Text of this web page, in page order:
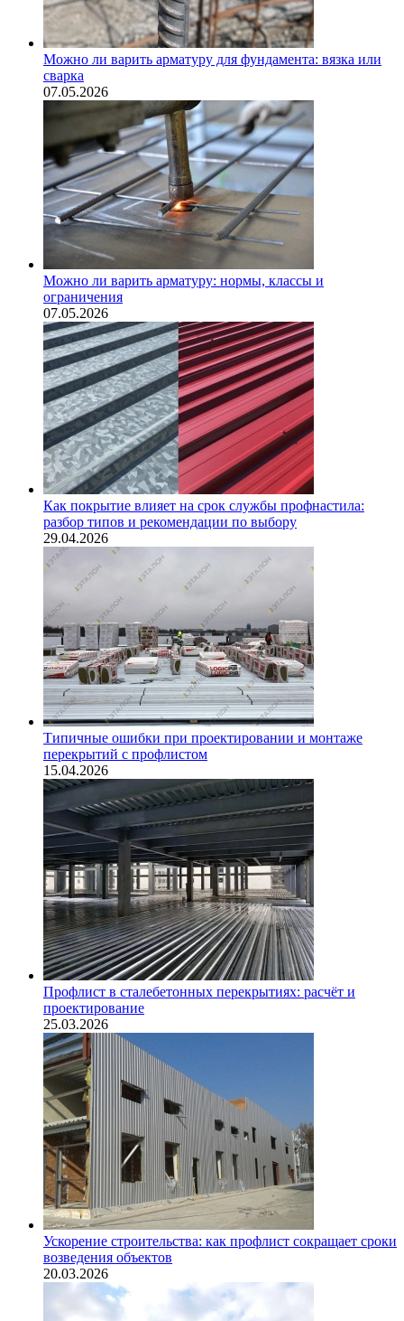
Можно ли варить арматуру для фундамента: вязка или
сварка
07.05.2026
Можно ли варить арматуру: нормы, классы и
ограничения
07.05.2026
Как покрытие влияет на срок службы профнастила:
разбор типов и рекомендации по выбору
29.04.2026
Типичные ошибки при проектировании и монтаже
перекрытий с профлистом
15.04.2026
Профлист в сталебетонных перекрытиях: расчёт и
проектирование
25.03.2026
Ускорение строительства: как профлист сокращает сроки
возведения объектов
20.03.2026